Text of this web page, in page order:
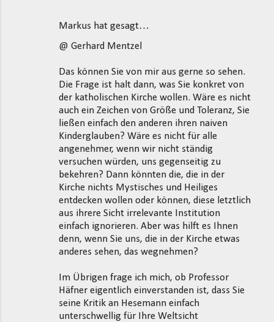
Markus hat gesagt…
@ Gerhard Mentzel
Das können Sie von mir aus gerne so sehen.
Die Frage ist halt dann, was Sie konkret von
der katholischen Kirche wollen. Wäre es nicht
auch ein Zeichen von Größe und Toleranz, Sie
ließen einfach den anderen ihren naiven
Kinderglauben? Wäre es nicht für alle
angenehmer, wenn wir nicht ständig
versuchen würden, uns gegenseitig zu
bekehren? Dann könnten die, die in der
Kirche nichts Mystisches und Heiliges
entdecken wollen oder können, diese letztlich
aus ihrere Sicht irrelevante Institution
einfach ignorieren. Aber was hilft es Ihnen
denn, wenn Sie uns, die in der Kirche etwas
anderes sehen, das wegnehmen?
Im Übrigen frage ich mich, ob Professor
Häfner eigentlich einverstanden ist, dass Sie
seine Kritik an Hesemann einfach
unterschwellig für Ihre Weltsicht